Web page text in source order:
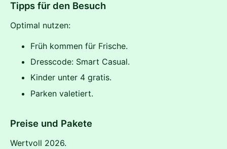
Tipps für den Besuch
Optimal nutzen:
Früh kommen für Frische.
Dresscode: Smart Casual.
Kinder unter 4 gratis.
Parken valetiert.
Preise und Pakete
Wertvoll 2026.